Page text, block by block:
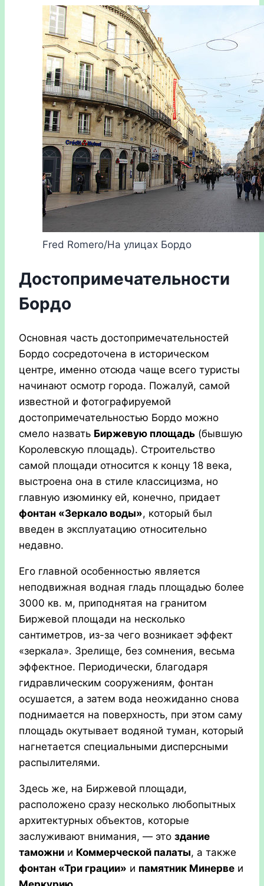
Fred Romero/На улицах Бордо
Достопримечательности
Бордо
Основная часть достопримечательностей
Бордо сосредоточена в историческом
центре, именно отсюда чаще всего туристы
начинают осмотр города. Пожалуй, самой
известной и фотографируемой
достопримечательностью Бордо можно
смело назвать Биржевую площадь (бывшую
Королевскую площадь). Строительство
самой площади относится к концу 18 века,
выстроена она в стиле классицизма, но
главную изюминку ей, конечно, придает
фонтан «Зеркало воды», который был
введен в эксплуатацию относительно
недавно.
Его главной особенностью является
неподвижная водная гладь площадью более
3000 кв. м, приподнятая на гранитом
Биржевой площади на несколько
сантиметров, из-за чего возникает эффект
«зеркала». Зрелище, без сомнения, весьма
эффектное. Периодически, благодаря
гидравлическим сооружениям, фонтан
осушается, а затем вода неожиданно снова
поднимается на поверхность, при этом саму
площадь окутывает водяной туман, который
нагнетается специальными дисперсными
распылителями.
Здесь же, на Биржевой площади,
расположено сразу несколько любопытных
архитектурных объектов, которые
заслуживают внимания, — это здание
таможни и Коммерческой палаты, а также
фонтан «Три грации» и памятник Минерве и